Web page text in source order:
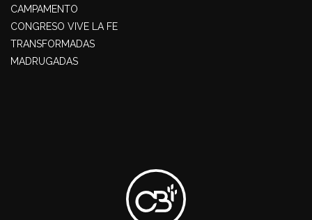
CAMPAMENTO
CONGRESO VIVE LA FE
TRANSFORMADAS
MADRUGADAS